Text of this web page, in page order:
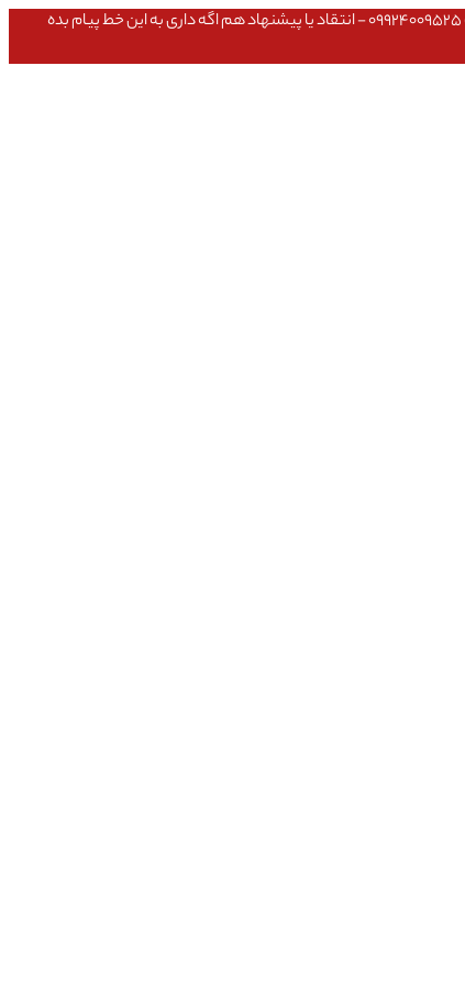
عشق داداش قیمتای سایت به روزه،خرید عمده داشتی یا مشکلی تو خرید از سایت ۰۹۱۰۹۸۰۸۵۶۵- مشکلی بعد از خریدت داشتی ۰۹۱۹۱۴۹۳۵۴۶ - پیگیری ارسال بستت ۰۹۹۲۴۰۰۹۵۲۵ - انتقاد یا پیشنهاد هم اگه داری به این خط پیام بده